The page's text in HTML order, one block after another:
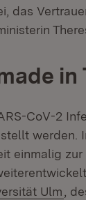
das
in
CoV-2
werden.
einmalig zur
Ulm ,